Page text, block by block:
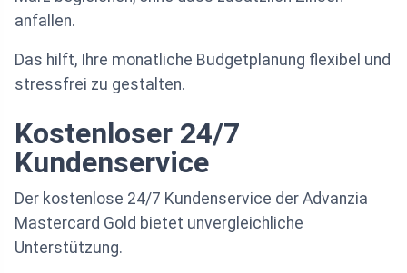
anfallen.
Das hilft, Ihre monatliche Budgetplanung flexibel und
stressfrei zu gestalten.
Kostenloser 24/7
Kundenservice
Der kostenlose 24/7 Kundenservice der Advanzia
Mastercard Gold bietet unvergleichliche
Unterstützung.